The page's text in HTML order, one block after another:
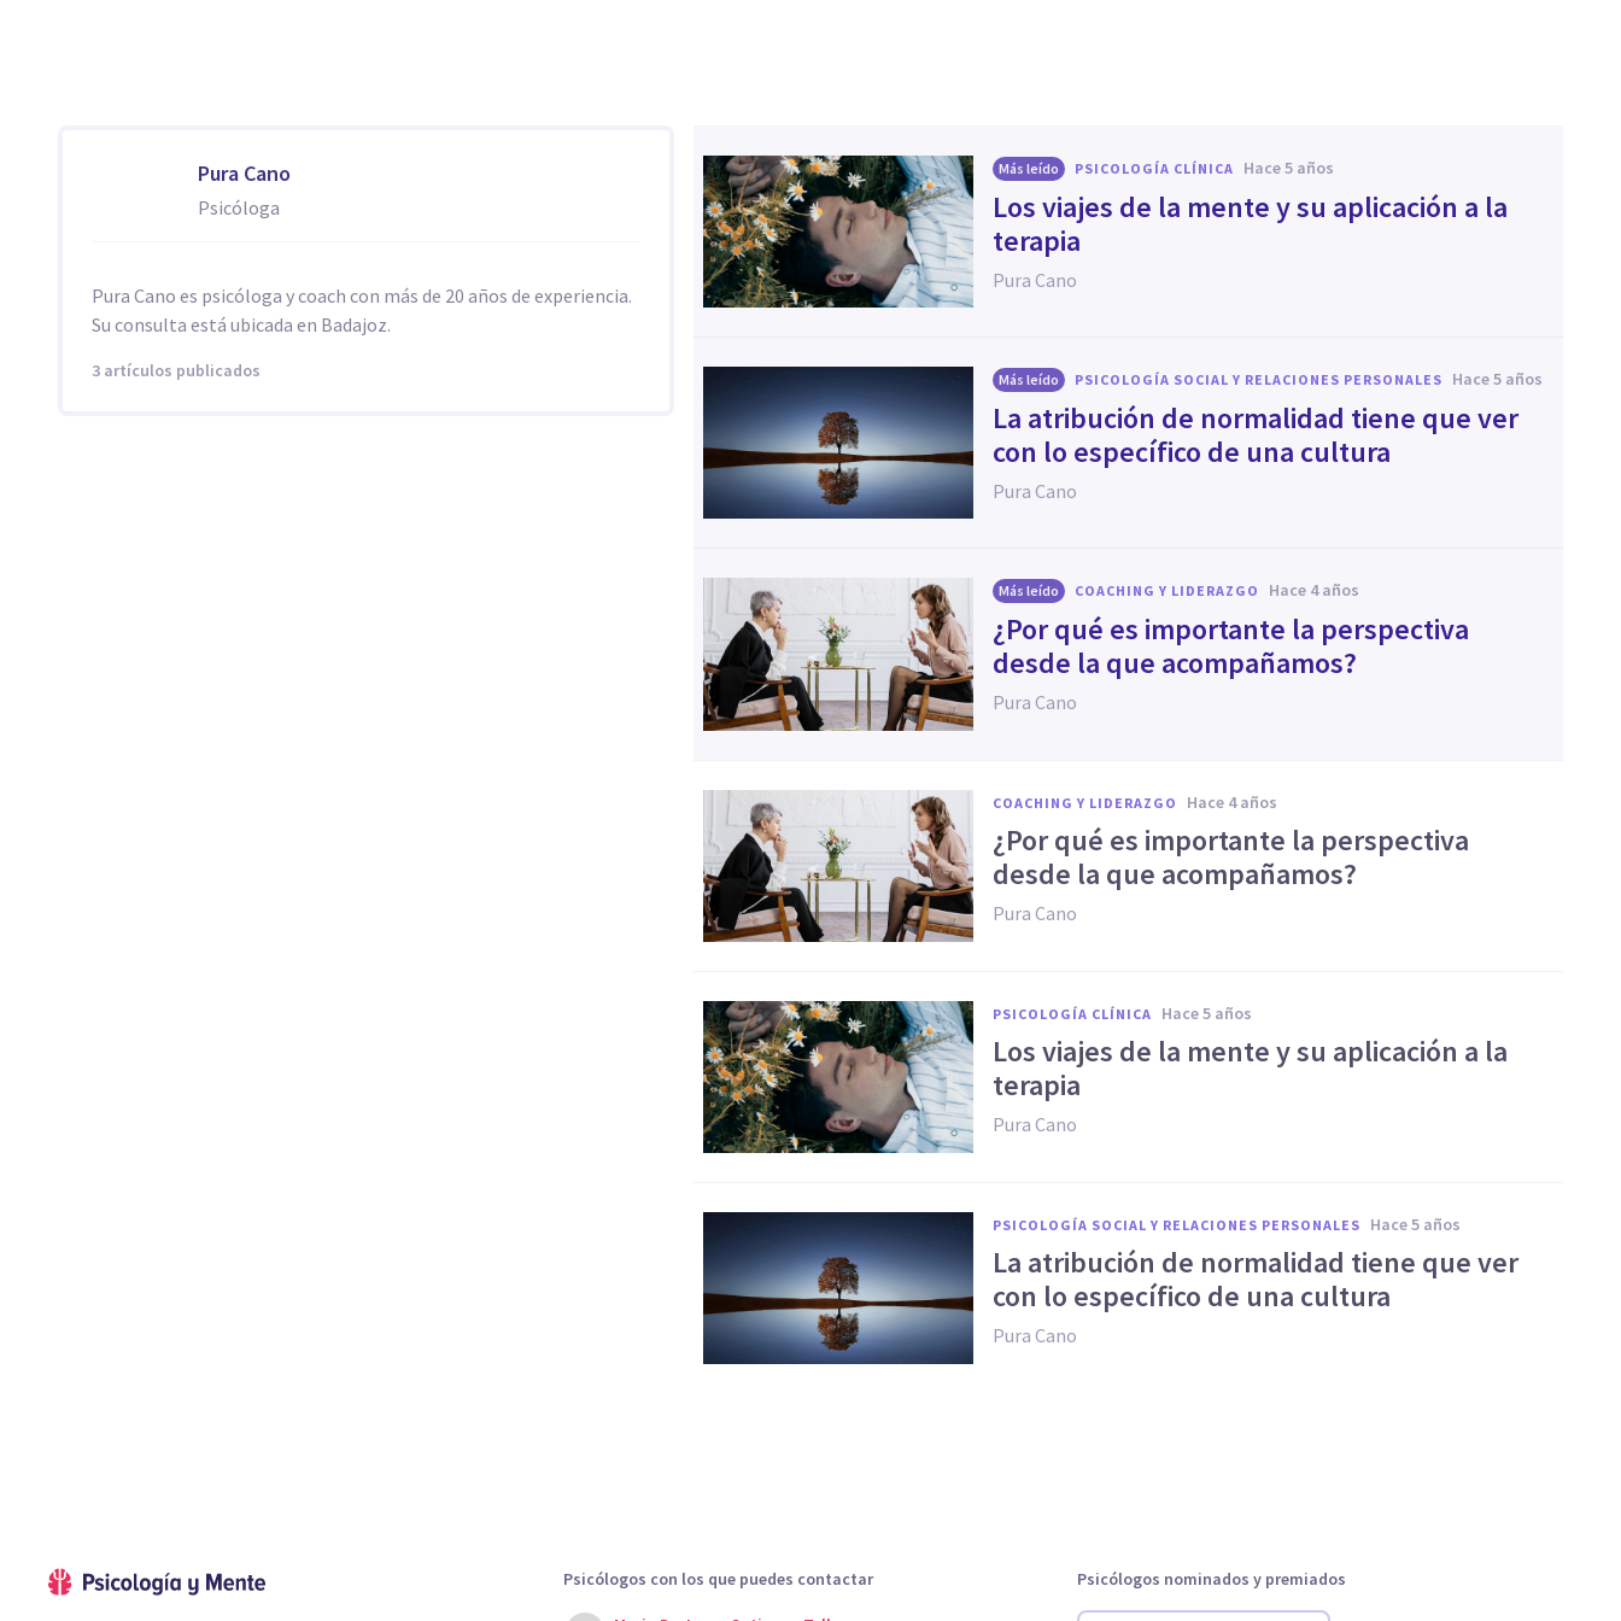
Pura Cano
Psicóloga
Pura Cano es psicóloga y coach con más de 20 años de experiencia.
Su consulta está ubicada en Badajoz.
3 artículos publicados
Más leído PSICOLOGÍA CLÍNICA hace 5 años
Los viajes de la mente y su aplicación a la
terapia
Pura Cano
Más leído PSICOLOGÍA SOCIAL Y RELACIONES PERSONALES hace 5 años
La atribución de normalidad tiene que ver
con lo específico de una cultura
Pura Cano
Más leído COACHING Y LIDERAZGO hace 4 años
¿Por qué es importante la perspectiva
desde la que acompañamos?
Pura Cano
COACHING Y LIDERAZGO hace 4 años
¿Por qué es importante la perspectiva
desde la que acompañamos?
Pura Cano
PSICOLOGÍA CLÍNICA hace 5 años
Los viajes de la mente y su aplicación a la
terapia
Pura Cano
PSICOLOGÍA SOCIAL Y RELACIONES PERSONALES hace 5 años
La atribución de normalidad tiene que ver
con lo específico de una cultura
Pura Cano
Psicólogos con los que puedes contactar Psicólogos nominados y premiados